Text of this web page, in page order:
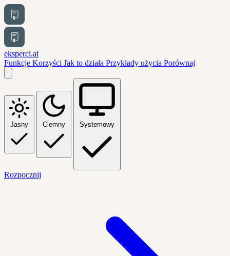
eksperci.ai
Funkcje Korzyści Jak to działa Przykłady użycia Porównaj
Jasny Ciemny Systemowy
Rozpocznij